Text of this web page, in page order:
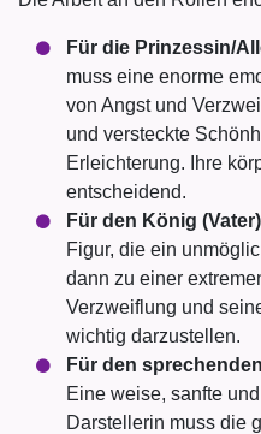
Für die Prinzessin/
muss eine enorme
von Angst und
und versteckte
Erleichterung. Ihre
entscheidend.
Für den König
Figur, die ein
dann zu einer
Verzweiflung und
wichtig darzustellen.
Für den
Eine weise, sanfte
Darstellerin muss die